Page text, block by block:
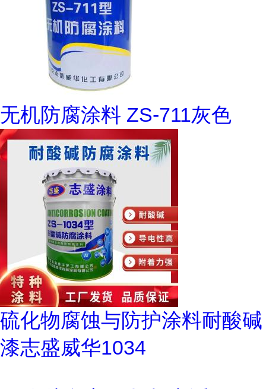
无机防腐涂料 ZS-711灰色
硫化物腐蚀与防护涂料耐酸碱
漆志盛威华1034